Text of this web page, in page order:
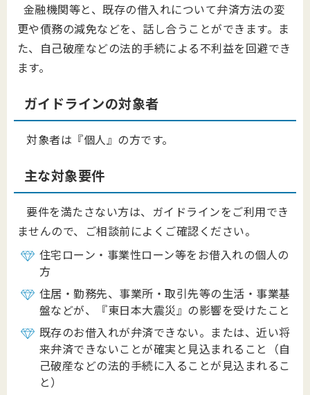
金融機関等と、既存の借入れについて弁済方法の変
更や債務の減免などを、話し合うことができます。ま
た、自己破産などの法的手続による不利益を回避でき
ます。
ガイドラインの対象者
対象者は『個人』の方です。
主な対象要件
要件を満たさない方は、ガイドラインをご利用でき
ませんので、ご相談前によくご確認ください。
住宅ローン・事業性ローン等をお借入れの個人の
方
住居・勤務先、事業所・取引先等の生活・事業基
盤などが、『東日本大震災』の影響を受けたこと
既存のお借入れが弁済できない。または、近い将
来弁済できないことが確実と見込まれること（自
己破産などの法的手続に入ることが見込まれるこ
と）